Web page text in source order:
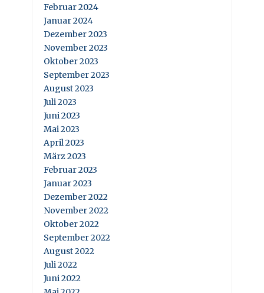
Februar 2024
Januar 2024
Dezember 2023
November 2023
Oktober 2023
September 2023
August 2023
Juli 2023
Juni 2023
Mai 2023
April 2023
März 2023
Februar 2023
Januar 2023
Dezember 2022
November 2022
Oktober 2022
September 2022
August 2022
Juli 2022
Juni 2022